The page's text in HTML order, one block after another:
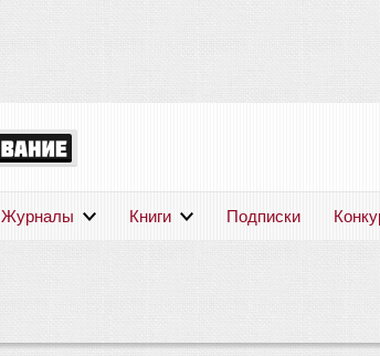
Журналы Книги Подписки